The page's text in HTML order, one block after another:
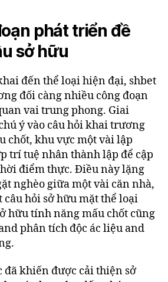
phát triển đề
sở hữu
đến thể loại hiện đại, shbet
đối càng nhiều công đoạn
vai trung phong. Giai
ý vào câu hỏi khai trương
chốt, khu vực một vài lập
trí tuệ nhân thành lập để cập
điểm thực. Điều này lặng
nghèo giữa một vài căn nhà,
câu hỏi sở hữu mặt thể loại
hữu tính năng mấu chốt cũng
phân tích độc ác liệu and
đã khiến được cải thiện sở